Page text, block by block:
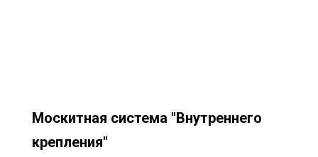
Москитная система "Внутреннего
крепления"